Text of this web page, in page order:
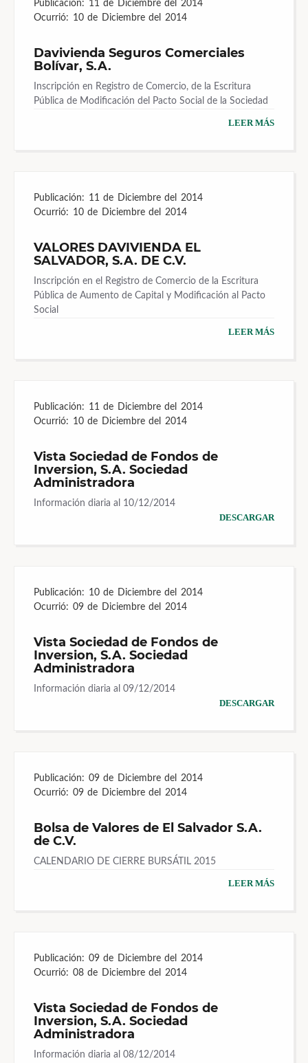
Publicación: 11 de Diciembre del 2014
Ocurrió: 10 de Diciembre del 2014
Davivienda Seguros Comerciales
Bolívar, S.A.
Inscripción en Registro de Comercio, de la Escritura
Pública de Modificación del Pacto Social de la Sociedad
LEER MÁS
Publicación: 11 de Diciembre del 2014
Ocurrió: 10 de Diciembre del 2014
VALORES DAVIVIENDA EL
SALVADOR, S.A. DE C.V.
Inscripción en el Registro de Comercio de la Escritura
Pública de Aumento de Capital y Modificación al Pacto
Social
LEER MÁS
Publicación: 11 de Diciembre del 2014
Ocurrió: 10 de Diciembre del 2014
Vista Sociedad de Fondos de
Inversion, S.A. Sociedad
Administradora
Información diaria al 10/12/2014
DESCARGAR
Publicación: 10 de Diciembre del 2014
Ocurrió: 09 de Diciembre del 2014
Vista Sociedad de Fondos de
Inversion, S.A. Sociedad
Administradora
Información diaria al 09/12/2014
DESCARGAR
Publicación: 09 de Diciembre del 2014
Ocurrió: 09 de Diciembre del 2014
Bolsa de Valores de El Salvador S.A.
de C.V.
CALENDARIO DE CIERRE BURSÁTIL 2015
LEER MÁS
Publicación: 09 de Diciembre del 2014
Ocurrió: 08 de Diciembre del 2014
Vista Sociedad de Fondos de
Inversion, S.A. Sociedad
Administradora
Información diaria al 08/12/2014